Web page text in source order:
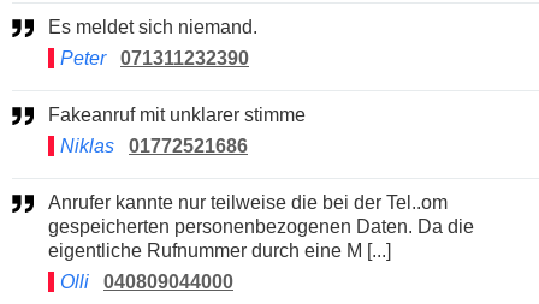
Es meldet sich niemand.
Peter
071311232390
Fakeanruf mit unklarer stimme
Niklas
01772521686
Anrufer kannte nur teilweise die bei der Tel..om
gespeicherten personenbezogenen Daten. Da die
eigentliche Rufnummer durch eine M [...]
Olli
040809044000